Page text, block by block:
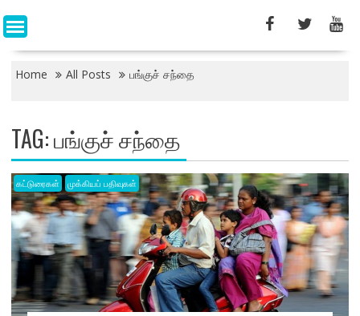
Home All Posts பங்குச் சந்தை
TAG:பங்குச் சந்தை
கட்டுரைகள் முக்கியப் பதிவுகள்